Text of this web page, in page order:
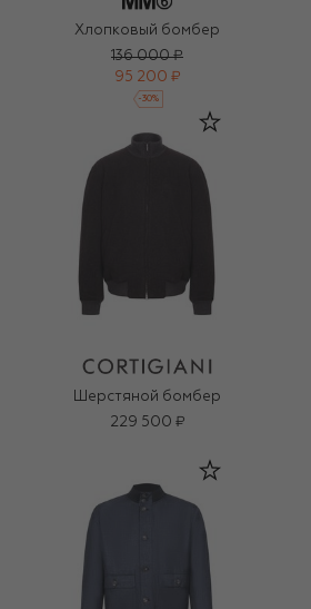
Хлопковый бомбер
136 000 ₽
95 200 ₽
-30%
Шерстяной бомбер
229 500 ₽